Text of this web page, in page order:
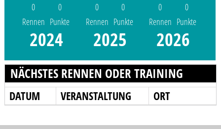
0
Rennen
0
Punkte
2024
0
Rennen
0
Punkte
2025
0
Rennen
0
Punkte
2026
NÄCHSTES RENNEN ODER TRAINING
DATUM VERANSTALTUNG ORT